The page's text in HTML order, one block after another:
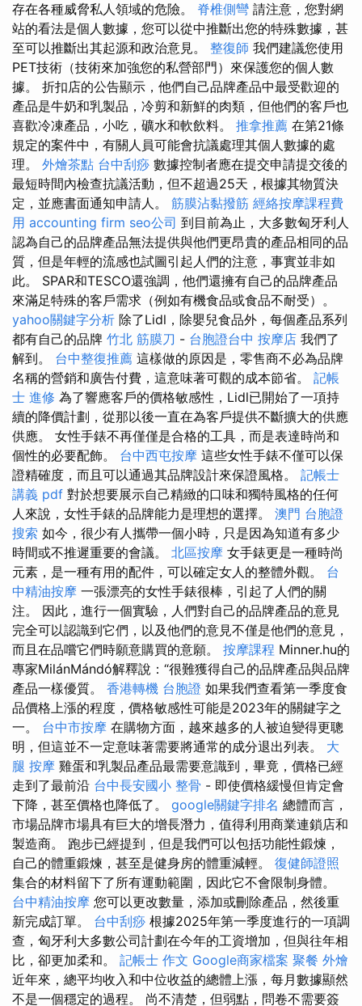
存在各種威脅私人領域的危險。 脊椎側彎 請注意，您對網
站的看法是個人數據，您可以從中推斷出您的特殊數據，甚
至可以推斷出其起源和政治意見。 整復師 我們建議您使用
PET技術（技術來加強您的私營部門）來保護您的個人數
據。 折扣店的公告顯示，他們自己品牌產品中最受歡迎的
產品是牛奶和乳製品，冷剪和新鮮的肉類，但他們的客戶也
喜歡冷凍產品，小吃，礦水和軟飲料。 推拿推薦 在第21條
規定的案件中，有關人員可能會抗議處理其個人數據的處
理。 外燴茶點 台中刮痧 數據控制者應在提交申請提交後的
最短時間內檢查抗議活動，但不超過25天，根據其物質決
定，並應書面通知申請人。 筋膜沾黏撥筋 經絡按摩課程費
用 accounting firm seo公司 到目前為止，大多數匈牙利人
認為自己的品牌產品無法提供與他們更昂貴的產品相同的品
質，但是年輕的流感也試圖引起人們的注意，事實並非如
此。 SPAR和TESCO還強調，他們還擁有自己的品牌產品
來滿足特殊的客戶需求（例如有機食品或食品不耐受）。
yahoo關鍵字分析 除了Lidl，除嬰兒食品外，每個產品系列
都有自己的品牌 竹北 筋膜刀 - 台胞證台中 按摩店 我們了
解到。 台中整復推薦 這樣做的原因是，零售商不必為品牌
名稱的營銷和廣告付費，這意味著可觀的成本節省。 記帳
士 進修 為了響應客戶的價格敏感性，Lidl已開始了一項持
續的降價計劃，從那以後一直在為客戶提供不斷擴大的供應
供應。 女性手錶不再僅僅是合格的工具，而是表達時尚和
個性的必要配飾。 台中西屯按摩 這些女性手錶不僅可以保
證精確度，而且可以通過其品牌設計來保證風格。 記帳士
講義 pdf 對於想要展示自己精緻的口味和獨特風格的任何
人來說，女性手錶的品牌能力是理想的選擇。 澳門 台胞證
搜索 如今，很少有人攜帶一個小時，只是因為知道有多少
時間或不推遲重要的會議。 北區按摩 女手錶更是一種時尚
元素，是一種有用的配件，可以確定女人的整體外觀。 台
中精油按摩 一張漂亮的女性手錶很棒，引起了人們的關
注。 因此，進行一個實驗，人們對自己的品牌產品的意見
完全可以認識到它們，以及他們的意見不僅是他們的意見，
而且在品嚐它們時願意購買的意願。 按摩課程 Minner.hu的
專家MilánMándó解釋說：“很難獲得自己的品牌產品與品牌
產品一樣優質。 香港轉機 台胞證 如果我們查看第一季度食
品價格上漲的程度，價格敏感性可能是2023年的關鍵字之
一。 台中市按摩 在購物方面，越來越多的人被迫變得更聰
明，但這並不一定意味著需要將通常的成分退出列表。 大
腿 按摩 雞蛋和乳製品產品最需要意識到，畢竟，價格已經
走到了最前沿 台中長安國小 整骨 - 即使價格緩慢但肯定會
下降，甚至價格也降低了。 google關鍵字排名 總體而言，
市場品牌市場具有巨大的增長潛力，值得利用商業連鎖店和
製造商。 跑步已經提到，但是我們可以包括功能性鍛煉，
自己的體重鍛煉，甚至是健身房的體重減輕。 復健師證照
集合的材料留下了所有運動範圍，因此它不會限制身體。
台中精油按摩 您可以更改數量，添加或刪除產品，然後重
新完成訂單。 台中刮痧 根據2025年第一季度進行的一項調
查，匈牙利大多數公司計劃在今年的工資增加，但與往年相
比，卻更加柔和。 記帳士 作文 Google商家檔案 聚餐 外燴
近年來，總平均收入和中位收益的總體上漲，每月數據顯然
不是一個穩定的過程。 尚不清楚，但弱點，問卷不需要簽